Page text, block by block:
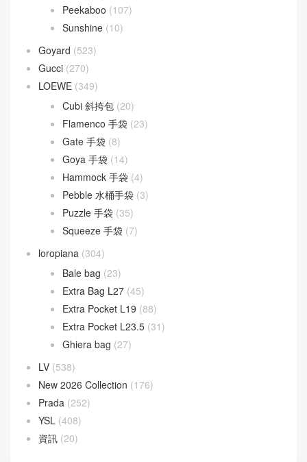
Lady D-Joy(26)
Lady Dior (37)
Fendi(577)
Baguette
By The Way
Fendigraphy (18)
Peekaboo (107)
Sunshine(10)
Goyard(523)
Gucci (270)
LOEWE(349)
Cubi 斜挎包 (20)
Flamenco 手袋(23)
Gate 手袋
Goya 手袋(14)
Hammock 手袋(4)
Pebble 水桶手袋(3)
Puzzle 手袋(35)
Squeeze 手袋(7)
loropiana
Bale bag(23)
Extra Bag L27
Extra Pocket L19
Extra Pocket L23.5